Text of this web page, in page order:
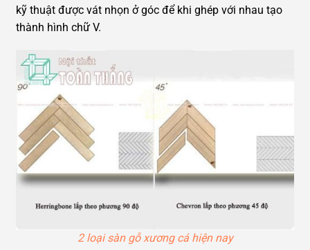
kỹ thuật được vát nhọn ở góc để khi ghép với nhau tạo
thành hình chữ V.
2 loại sàn gỗ xương cá hiện nay